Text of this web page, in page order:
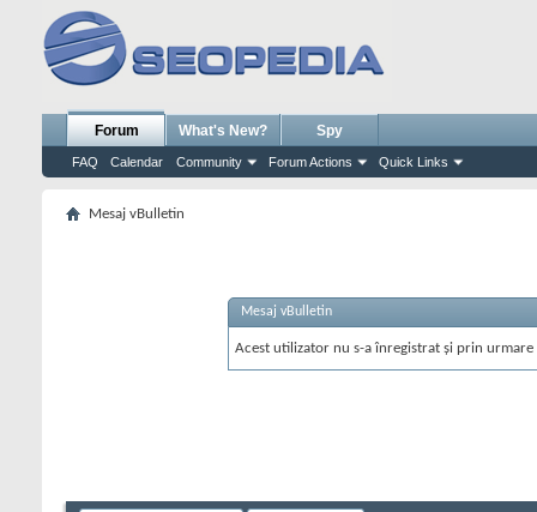
Forum
FAQ Calendar Community Forum Actions Quick Links
What's New? Spy
Mesaj vBulletin
Mesaj vBulletin
Acest utilizator nu s-a înregistrat și prin